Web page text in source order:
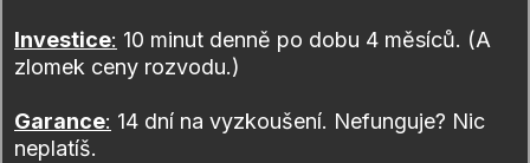
Investice: 10 minut denně po dobu 4 měsíců. (A
zlomek ceny rozvodu.)
Garance: 14 dní na vyzkoušení. Nefunguje? Nic
neplatíš.